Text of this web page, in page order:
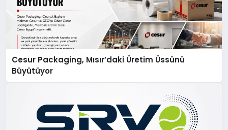
Cesur Packaging, Mısır’daki Üretim Üssünü
Büyütüyor